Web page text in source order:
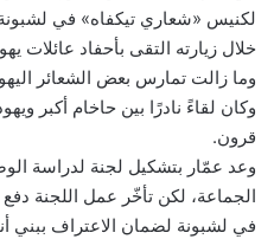
لكنيس «شعاري تيكفاه» في
خلال زيارته التقى بأحفاد عائلات
وما زالت تمارس بعض الشعائر
وكان لقاءً نادرًا بين حاخام أكبر
قرون.
وعد عمّار بتشكيل لجنة لدراسة
الجماعة، لكن تأخّر عمل اللجنة
في لشبونة لضمان الاعتراف ببني